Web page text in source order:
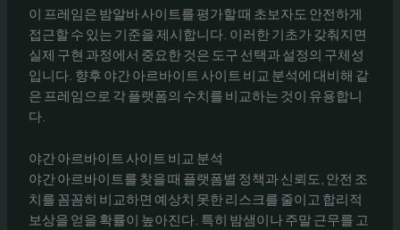
이 프레임은 밤알바 사이트를 평가할 때 초보자도 안전하게
접근할 수 있는 기준을 제시합니다. 이러한 기초가 갖춰지면
실제 구현 과정에서 중요한 것은 도구 선택과 설정의 구체성
입니다. 향후 야간 아르바이트 사이트 비교 분석에 대비해 같
은 프레임으로 각 플랫폼의 수치를 비교하는 것이 유용합니
다.
야간 아르바이트 사이트 비교 분석
야간 아르바이트를 찾을 때 플랫폼별 정책과 신뢰도, 안전 조
치를 꼼꼼히 비교하면 예상치 못한 리스크를 줄이고 합리적
보상을 얻을 확률이 높아진다. 특히 밤샘이나 주말 근무를 고